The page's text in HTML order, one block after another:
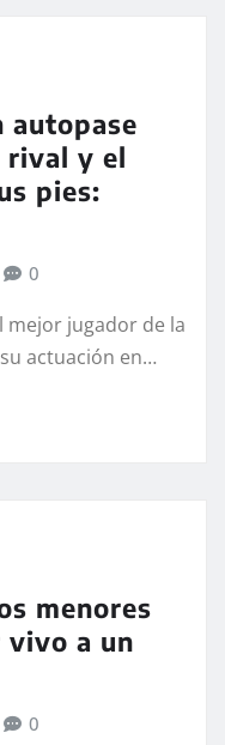
autopase
rival y el
pies:
0
mejor jugador de la
actuación en…
menores
vivo a un
0